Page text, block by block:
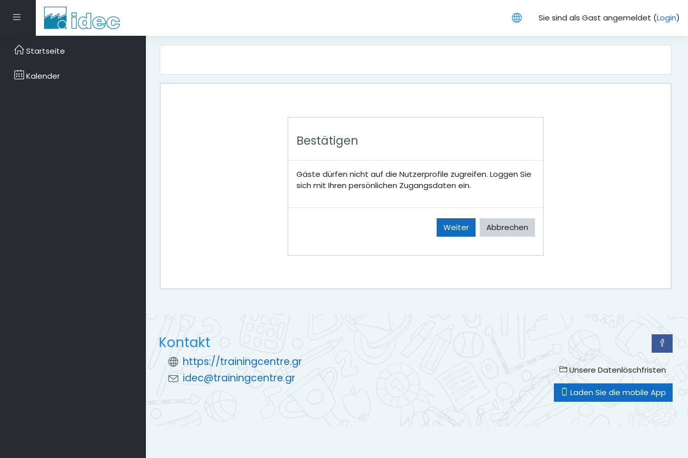
Website-Übersicht Sie sind als Gast angemeldet (Login)
Bestätigen
Gäste dürfen nicht auf die Nutzerprofile zugreifen. Loggen Sie
sich mit Ihren persönlichen Zugangsdaten ein.
Weiter Abbrechen
Startseite
Kalender
Kontakt
https://trainingcentre.gr
idec@trainingcentre.gr
Unsere Datenlöschfristen
Laden Sie die mobile App